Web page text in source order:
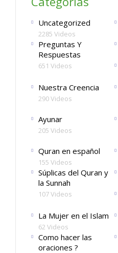
Uncategorized
2285 Videos
Preguntas Y
Respuestas
651 Videos
Nuestra Creencia
290 Videos
Ayunar
205 Videos
Quran en español
155 Videos
Súplicas del Quran y
la Sunnah
107 Videos
La Mujer en el Islam
62 Videos
Como hacer las
oraciones ?